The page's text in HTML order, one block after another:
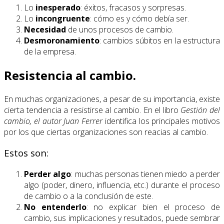
Lo inesperado: éxitos, fracasos y sorpresas.
Lo incongruente: cómo es y cómo debía ser.
Necesidad de unos procesos de cambio.
Desmoronamiento: cambios súbitos en la estructura
de la empresa.
Resistencia al cambio.
En muchas organizaciones, a pesar de su importancia, existe
cierta tendencia a resistirse al cambio. En el libro Gestión del
cambio, el autor Juan Ferreridentifica los principales motivos
por los que ciertas organizaciones son reacias al cambio.
Estos son:
Perder algo: muchas personas tienen miedo a perder
algo (poder, dinero, influencia, etc.) durante el proceso
de cambio o a la conclusión de este.
No entenderlo: no explicar bien el proceso de
cambio, sus implicaciones y resultados, puede sembrar